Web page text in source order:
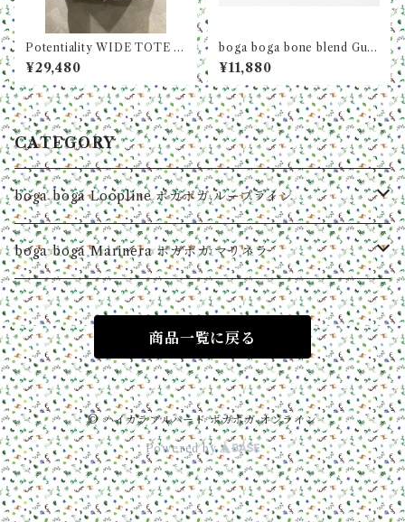
Potentiality WIDE TOTE D
eerskin Recycle Nylon / M
¥29,480
boga boga bone blend Gui_
nomi 碗形ぐい吞み（桐箱入
り）
¥11,880
CATEGORY
boga boga Loopline ボガボガ ループライン
Basic shirts
women
men
Goods
women
men
women
men
food
boga boga Marinera ボガボガ マリネラ
Sweatshirts
women
men
Tees
women
men
Other
women
商品一覧に戻る
© ハイカラブルバード ボガボガ オンライン
Powered by